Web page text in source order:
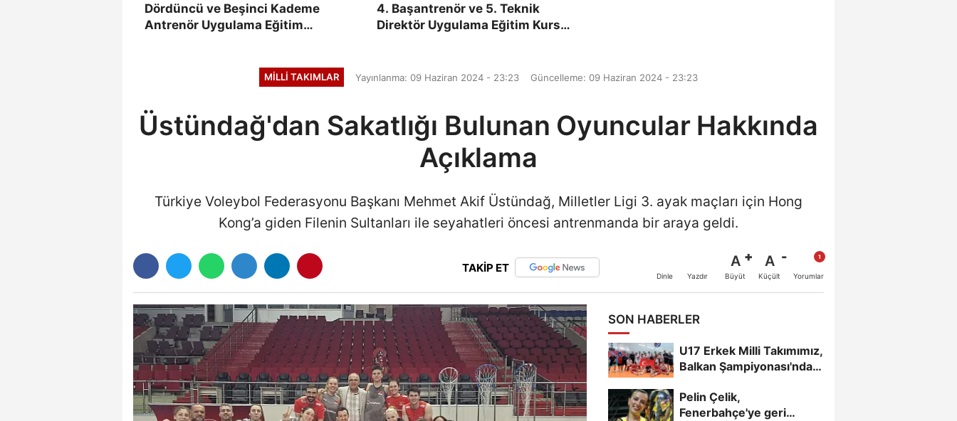
Dördüncü ve Beşinci Kademe
Antrenör Uygulama Eğitim
4. Başantrenör ve 5. Teknik
Direktör Uygulama Eğitim Kursu,
MILLI TAKIMLAR Yayınlanma: 09 Haziran 2024 - 23:23 Güncelleme: 09 Haziran 2024 - 23:23
Üstündağ'dan Sakatlığı Bulunan Oyuncular Hakkında
Açıklama
Türkiye Voleybol Federasyonu Başkanı Mehmet Akif Üstündağ, Milletler Ligi 3. ayak maçları için Hong
Kong’a giden Filenin Sultanları ile seyahatleri öncesi antrenmanda bir araya geldi.
TAKİP ET
Dinle Yazdır
A
Büyüt
A
Küçült Yorumlar
SON HABERLER
U17 Erkek Milli Takımımız,
Balkan Şampiyonası'nda
Pelin Çelik,
Fenerbahçe'ye geri